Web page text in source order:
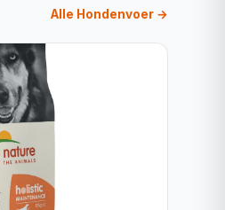
Alle Hondenvoer →